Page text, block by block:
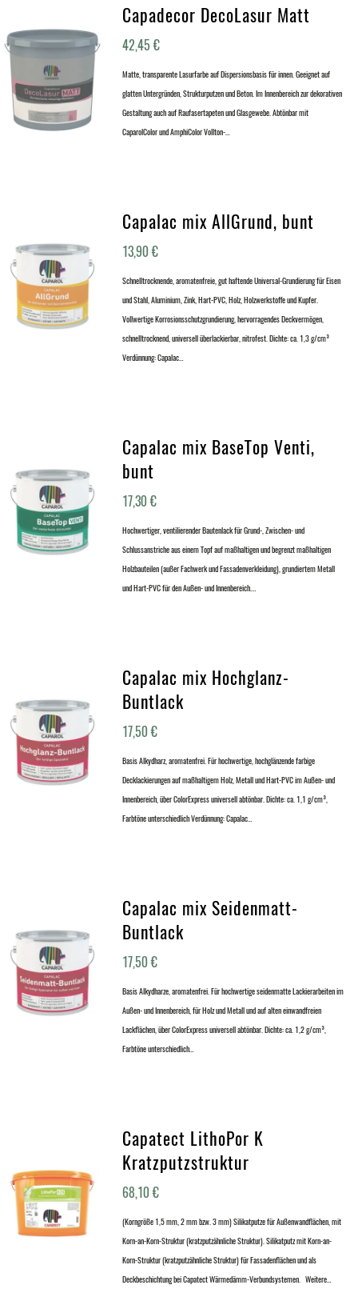
Capadecor DecoLasur Matt
42,45€
Matte, transparente Lasurfarbe auf Dispersionsbasis für innen. Geeignet auf
glatten Untergründen, Strukturputzen und Beton. Im Innenbereich zur dekorativen
Gestaltung auch auf Raufasertapeten und Glasgewebe. Abtönbar mit
CaparolColor und AmphiColor Vollton-…
Capalac mix AllGrund, bunt
13,90€
Schnelltrocknende, aromatenfreie, gut haftende Universal-Grundierung für Eisen
und Stahl, Aluminium, Zink, Hart-PVC, Holz, Holzwerkstoffe und Kupfer.
Vollwertige Korrosionsschutzgrundierung, hervorragendes Deckvermögen,
schnelltrocknend, universell überlackierbar, nitrofest. Dichte: ca. 1,3 g/cm³
Verdünnung: Capalac…
Capalac mix BaseTop Venti,
bunt
17,30€
Hochwertiger, ventilierender Bautenlack für Grund-, Zwischen- und
Schlussanstriche aus einem Topf auf maßhaltigen und begrenzt maßhaltigen
Holzbauteilen (außer Fachwerk und Fassadenverkleidung), grundiertem Metall
und Hart-PVC für den Außen- und Innenbereich.…
Capalac mix Hochglanz-
Buntlack
17,50€
Basis Alkydharz, aromatenfrei. Für hochwertige, hochglänzende farbige
Decklackierungen auf maßhaltigem Holz, Metall und Hart-PVC im Außen- und
Innenbereich, über ColorExpress universell abtönbar. Dichte: ca. 1,1 g/cm³,
Farbtöne unterschiedlich Verdünnung: Capalac…
Capalac mix Seidenmatt-
Buntlack
17,50€
Basis Alkydharze, aromatenfrei. Für hochwertige seidenmatte Lackierarbeiten im
Außen- und Innenbereich, für Holz und Metall und auf alten einwandfreien
Lackflächen, über ColorExpress universell abtönbar. Dichte: ca. 1,2 g/cm³,
Farbtöne unterschiedlich…
Capatect LithoPor K
Kratzputzstruktur
68,10€
(Korngröße 1,5 mm, 2 mm bzw. 3 mm) Silikatputze für Außenwandflächen, mit
Korn-an-Korn-Struktur (kratzputzähnliche Struktur). Silikatputz mit Korn-an-
Korn-Struktur (kratzputzähnliche Struktur) für Fassadenflächen und als
Deckbeschichtung bei Capatect Wärmedämm-Verbundsystemen. Weitere…